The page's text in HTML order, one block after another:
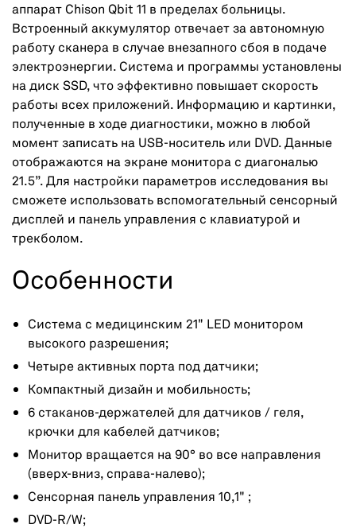
аппарат Chison Qbit 11 в пределах больницы.
Встроенный аккумулятор отвечает за автономную
работу сканера в случае внезапного сбоя в подаче
электроэнергии. Система и программы установлены
на диск SSD, что эффективно повышает скорость
работы всех приложений. Информацию и картинки,
полученные в ходе диагностики, можно в любой
момент записать на USB-носитель или DVD. Данные
отображаются на экране монитора с диагональю
21.5”. Для настройки параметров исследования вы
сможете использовать вспомогательный сенсорный
дисплей и панель управления с клавиатурой и
трекболом.
Особенности
Система с медицинским 21" LED монитором
высокого разрешения;
Четыре активных порта под датчики;
Компактный дизайн и мобильность;
6 стаканов-держателей для датчиков / геля,
крючки для кабелей датчиков;
Монитор вращается на 90° во все направления
(вверх-вниз, справа-налево);
Сенсорная панель управления 10,1" ;
DVD-R/W;